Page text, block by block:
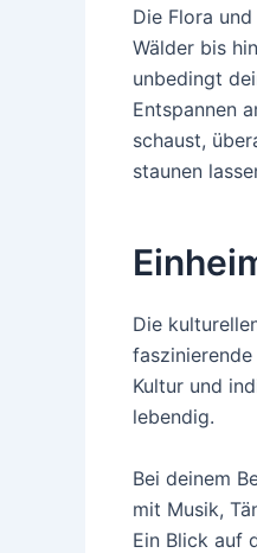
Die Flora
Wälder bis
unbedingt
Entspannen
schaust,
staunen
Die
Kultur und
lebendig.
Bei deinem
mit Musik,
Ein Blick auf